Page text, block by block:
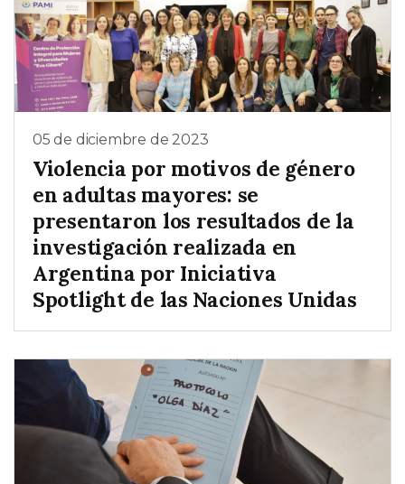
05 de diciembre de 2023
Violencia por motivos de género
en adultas mayores: se
presentaron los resultados de la
investigación realizada en
Argentina por Iniciativa
Spotlight de las Naciones Unidas